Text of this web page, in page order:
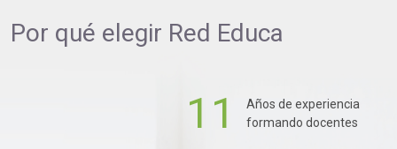
Por qué elegir Red Educa
11
Años de experiencia
formando docentes